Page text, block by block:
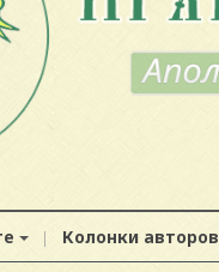
Колонки авторов